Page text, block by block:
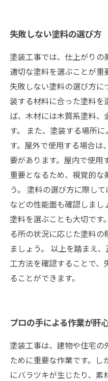
失敗しない塗料の選び方
塗装工事では、仕上がりの
適切な塗料を選ぶことが重
失敗しない塗料の選び方に
装する材料に合った塗料を
ば、木材には木質系塗料
す。 また、塗装する場所
す。屋外で使用する場合
要があります。屋内で使用
重要となるため、視覚的な
う。 塗料の選び方に際し
などの性能面も確認しま
塗料を選ぶことも大切です
る所の状況に応じた塗料
ましょう。 以上を踏まえ
工方法を確認することで、
ることができます。
プロの手による作業が肝
塗装工事は、建物や住宅の
ために重要な作業です。し
にバラツキが生じたり、素